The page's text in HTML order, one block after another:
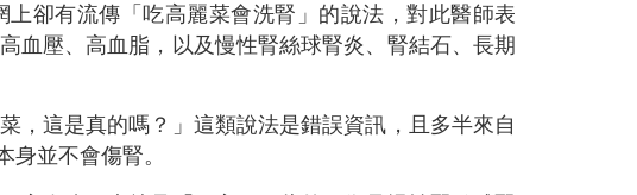
卻有流傳「吃高麗菜會洗腎」的說法，對此醫師表
血壓、高血脂，以及慢性腎絲球腎炎、腎結石、長期
，這是真的嗎？」這類說法是錯誤資訊，且多半來自
並不會傷腎。